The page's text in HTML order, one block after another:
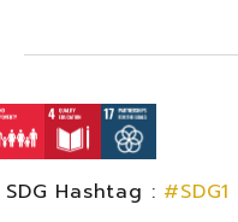
SDG Hashtag : #SDG1